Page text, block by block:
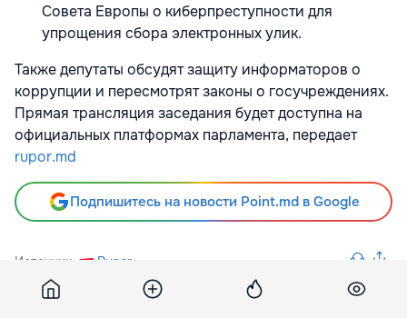
Совета Европы о киберпреступности для
упрощения сбора электронных улик.
Также депутаты обсудят защиту информаторов о
коррупции и пересмотрят законы о госучреждениях.
Прямая трансляция заседания будет доступна на
официальных платформах парламента, передает
rupor.md
Подпишитесь на новости Point.md в Google
Источник Rupor